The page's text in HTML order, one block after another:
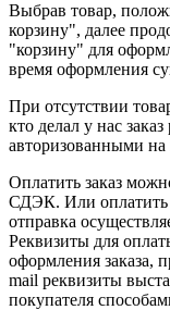
Выбрав товар,
корзину", далее
"корзину" для
время оформления
При отсутствии
кто делал у нас
авторизованными на
Оплатить заказ
СДЭК. Или оплатить
отправка
Реквизиты для
оформления заказа,
mail реквизиты
покупателя